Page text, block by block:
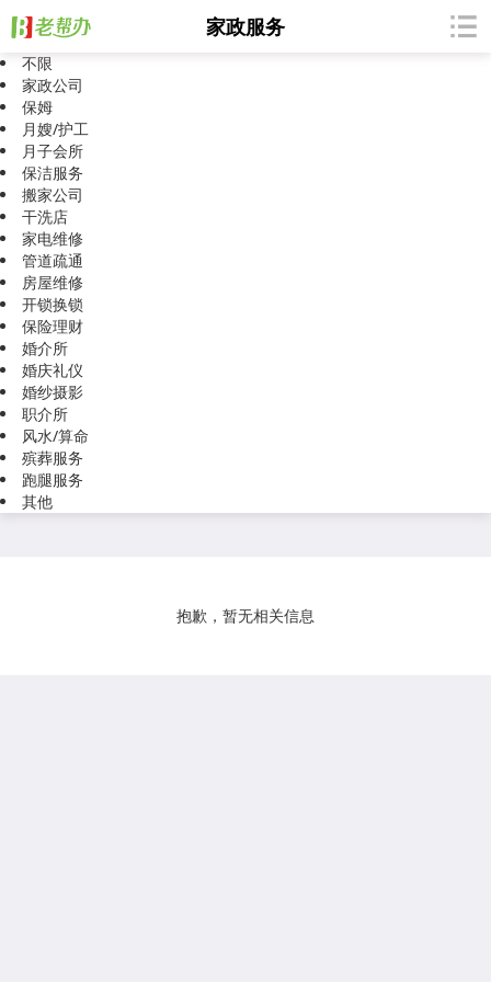
家政服务
不限
家政公司
保姆
月嫂/护工
月子会所
保洁服务
搬家公司
干洗店
家电维修
管道疏通
房屋维修
开锁换锁
保险理财
婚介所
婚庆礼仪
婚纱摄影
职介所
风水/算命
殡葬服务
跑腿服务
其他
抱歉，暂无相关信息